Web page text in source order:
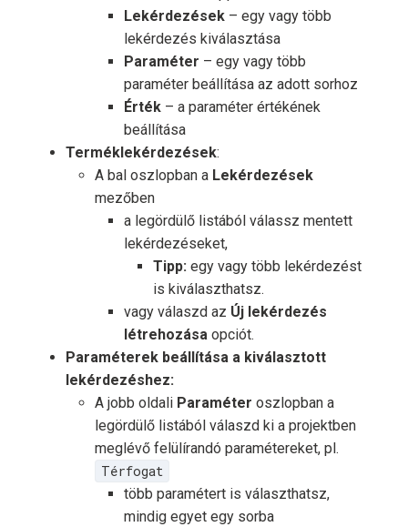
Lekérdezések – egy vagy több
lekérdezés kiválasztása
Paraméter – egy vagy több
paraméter beállítása az adott sorhoz
Érték – a paraméter értékének
beállítása
Terméklekérdezések:
A bal oszlopban a Lekérdezések
mezőben
a legördülő listából válassz mentett
lekérdezéseket,
Tipp: egy vagy több lekérdezést
is kiválaszthatsz.
vagy válaszd az Új lekérdezés
létrehozása opciót.
Paraméterek beállítása a kiválasztott
lekérdezéshez:
A jobb oldali Paraméter oszlopban a
legördülő listából válaszd ki a projektben
meglévő felülírandó paramétereket, pl.
Térfogat
több paramétert is választhatsz,
mindig egyet egy sorba